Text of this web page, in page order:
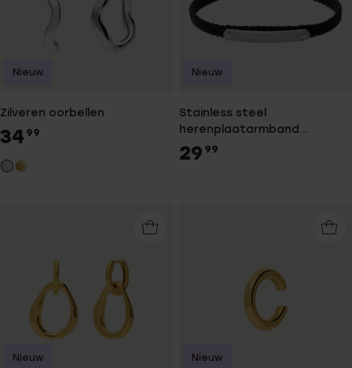
Zilveren oorbellen
34 99
Nieuw
Stainless steel
herenplaatarmband
gevlochten leer zwart
29 99
Nieuw
Nieuw Nieuw